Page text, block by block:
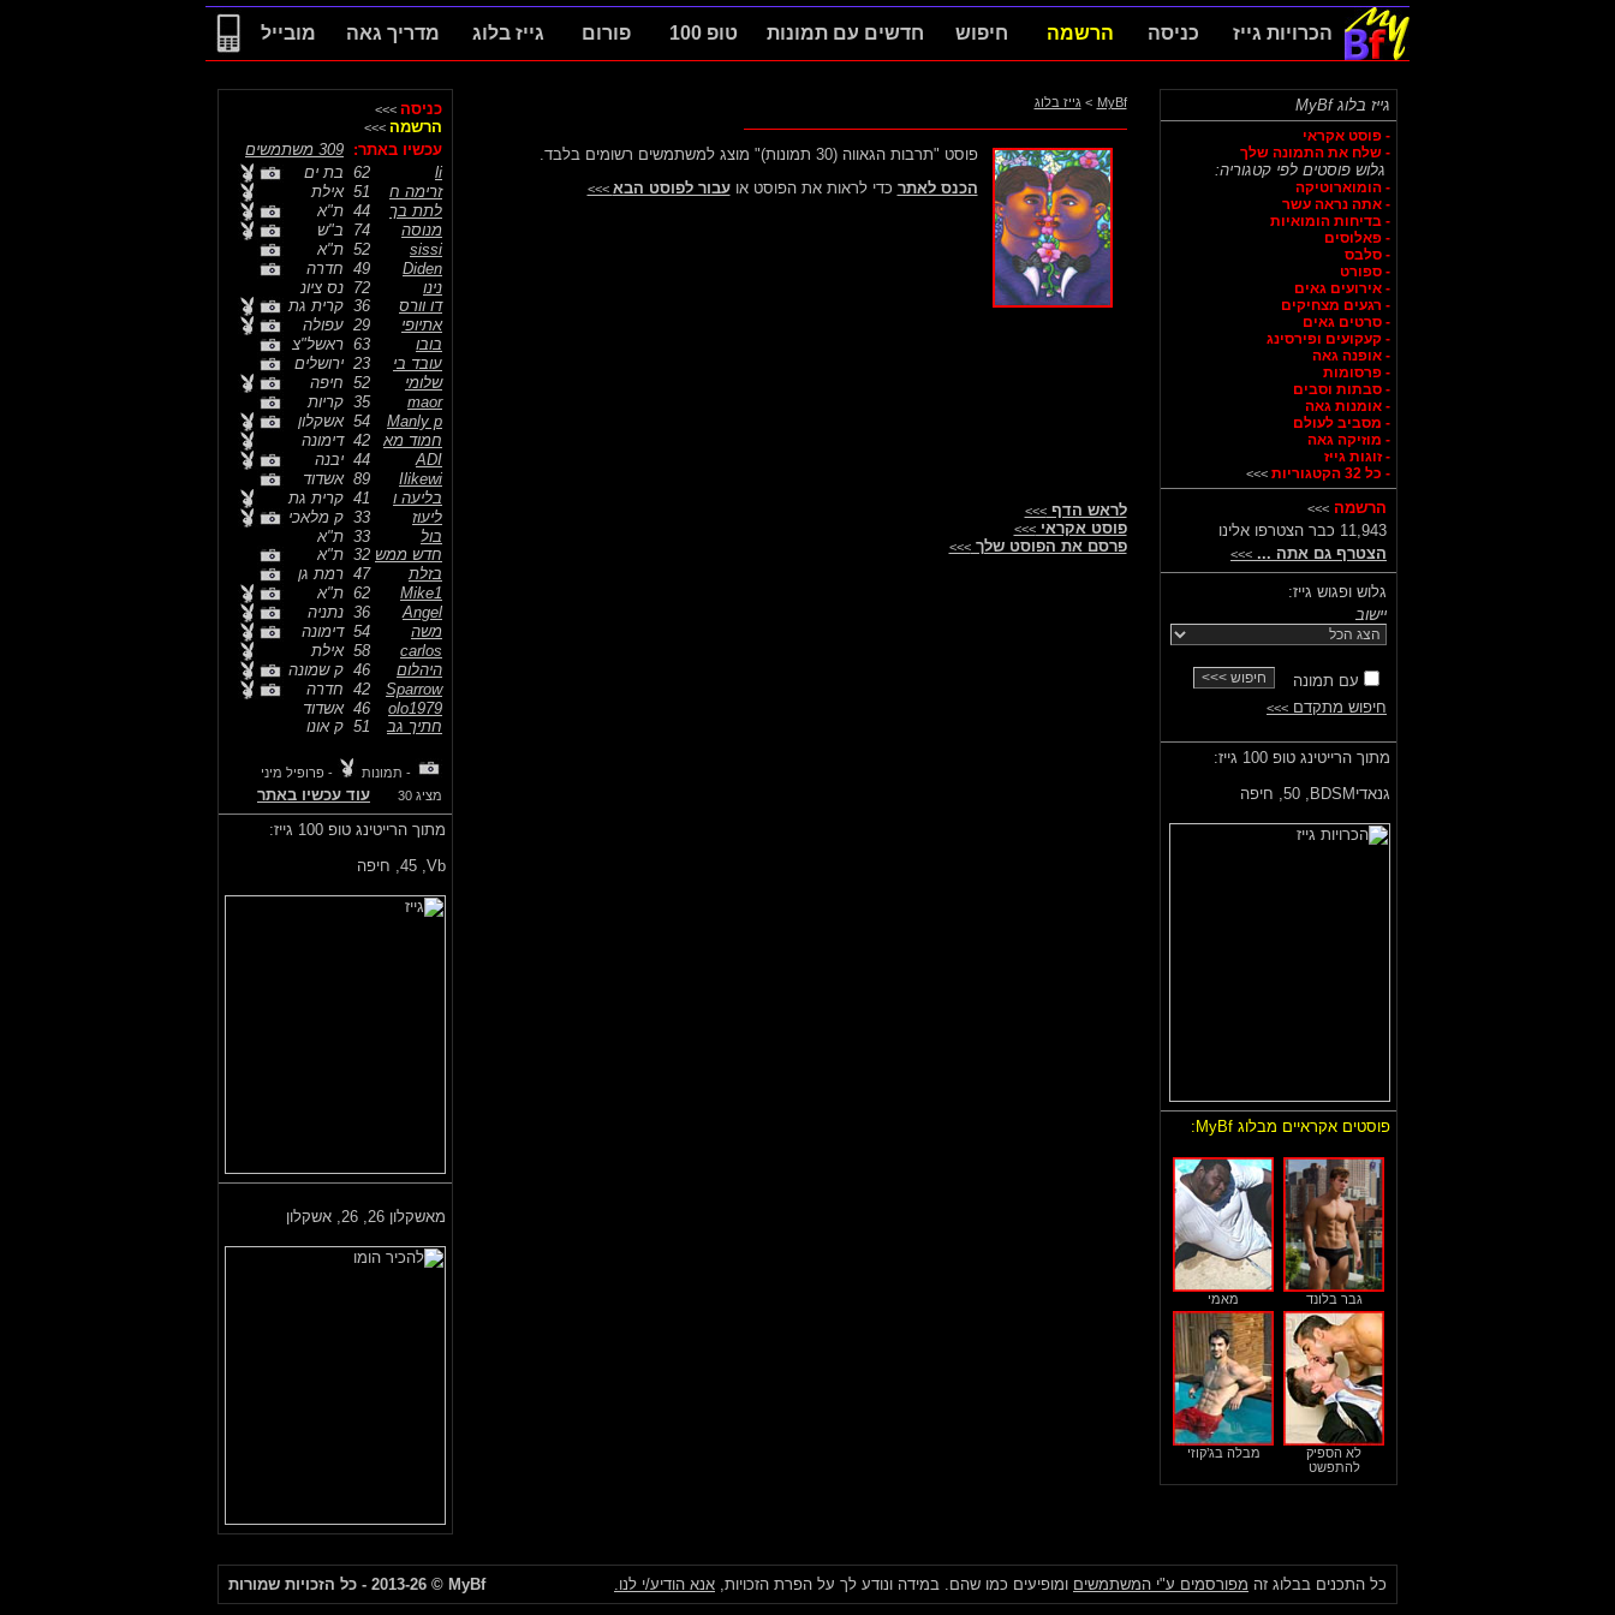
הכרויות גייז כניסה הרשמה חיפוש חדשים עם תמונות טופ 100 פורום גייז בלוג מדריך גאה מובייל
גייז בלוג MyBf
- פוסט אקראי
- שלח את התמונה שלך
גלוש פוסטים לפי קטגוריה:
- הומוארוטיקה
- אתה נראה עשר
- בדיחות הומואיות
- פאלוסים
- סלבס
- ספורט
- אירועים גאים
- רגעים מצחיקים
- סרטים גאים
- קעקועים ופירסינג
- אופנה גאה
- פרסומות
- סבתות וסבים
- אומנות גאה
- מסביב לעולם
- מוזיקה גאה
- זוגות גייז
- כל 32 הקטגוריות
>>>
הרשמה >>>
11,943 כבר הצטרפו אלינו
הצטרף גם אתה ... >>>
גלוש ופגוש גייז:
יישוב
עם תמונה
חיפוש מתקדם >>>
מתוך הרייטינג טופ 100 גייז:
גנאדיBDSM,
50, חיפה
פוסטים אקראיים מבלוג MyBf:
גבר בלונד מאמי
לא הספיק
להתפשט
מבלה בג’קוזי
MyBf
> גייז בלוג
פוסט "תרבות הגאווה (30 תמונות)" מוצג למשתמשים רשומים בלבד.
הכנס לאתר כדי לראות את הפוסט אועבור לפוסט הבא >>>
לראש הדף>>>
פוסט אקראי>>>
פרסם את הפוסט שלך>>>
כניסה >>>
הרשמה >>>
עכשיו באתר: 309 משתמשים
li
בת ים
זרימה ח
אילת
לתת בך
ת"א
מנוסה
ב"ש
sissi
ת"א
Diden
חדרה
נינו
נס ציונ
דו וורס
קרית גת
אתיופי
עפולה
בובו
ראשל"צ
עובד בי
ירושלים
שלומי
חיפה
maor
35
קריות
Manly p
אשקלון
חמוד מא
דימונה
ADI
יבנה
Ilikewi
אשדוד
בליעה ו
קרית גת
ליעוז
ק מלאכי
בול
ת"א
חדש ממש
ת"א
בזלת
47
רמת גן
Mike1
ת"א
Angel
נתניה
משה
דימונה
carlos
אילת
היהלום
ק שמונה
Sparrow
חדרה
olo1979
אשדוד
חתיך גב
ק אונו
- תמונות
- פרופיל מיני
מציג 30
עוד עכשיו באתר
מתוך הרייטינג טופ 100 גייז:
Vb, 45, חיפה
מאשקלון 26, 26, אשקלון
כל התכנים בבלוג זה מפורסמים ע"י המשתמשים ומופיעים כמו שהם. במידה ונודע לך על הפרת הזכויות, אנא הודיע/י לנו. MyBf © 2013-26 - כל הזכויות שמורות